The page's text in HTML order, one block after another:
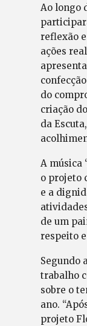
Ao longo
reflexão
ações
do
criação
da
A música
o projeto
e a
de um
respeito
Segundo
trabalho
sobre o
ano.
projeto